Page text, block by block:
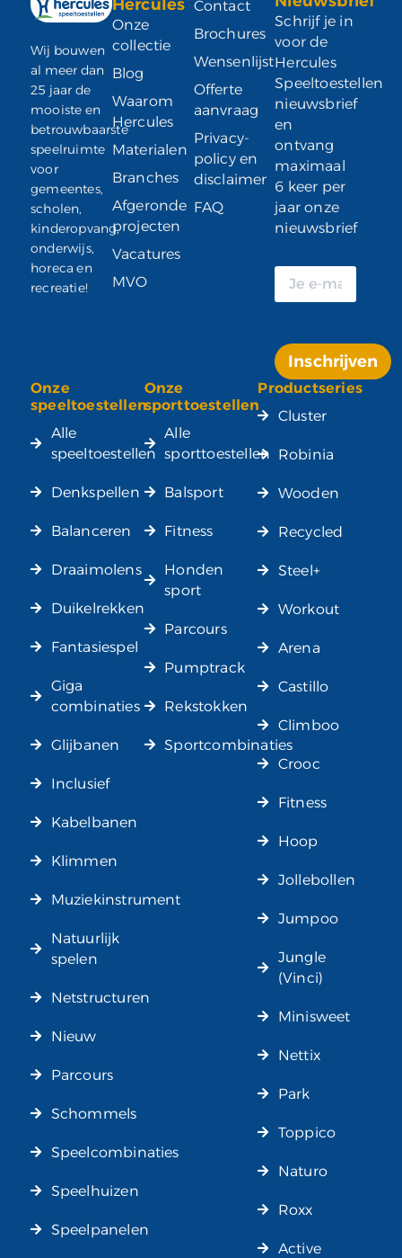
Wij bouwen
al meer dan
25 jaar de
mooiste en
betrouwbaarste
speelruimte
voor
gemeentes,
scholen,
kinderopvang,
onderwijs,
horeca en
recreatie!
Hercules
Onze
collectie
Blog
Waarom
Hercules
Materialen
Branches
Afgeronde
projecten
Vacatures
MVO
Contact
Brochures
Wensenlijst
Offerte
aanvraag
Privacy-
policy en
disclaimer
FAQ
Schrijf je in
voor de
Hercules
Speeltoestellen
nieuwsbrief
en
ontvang
maximaal
6 keer per
jaar onze
nieuwsbrief
Inschrijven
Alternative:
Onze
speeltoestellen
Alle
speeltoestellen
Denkspellen
Balanceren
Draaimolens
Duikelrekken
Fantasiespel
Giga
combinaties
Glijbanen
Inclusief
Kabelbanen
Klimmen
Muziekinstrument
Natuurlijk
spelen
Netstructuren
Nieuw
Parcours
Schommels
Speelcombinaties
Speelhuizen
Speelpanelen
Onze
sporttoestellen
Alle
sporttoestellen
Balsport
Fitness
Honden
sport
Parcours
Pumptrack
Rekstokken
Sportcombinaties
Productseries
Cluster
Robinia
Wooden
Recycled
Steel+
Workout
Arena
Castillo
Climboo
Crooc
Fitness
Hoop
Jollebollen
Jumpoo
Jungle
(Vinci)
Minisweet
Nettix
Park
Toppico
Naturo
Roxx
Active